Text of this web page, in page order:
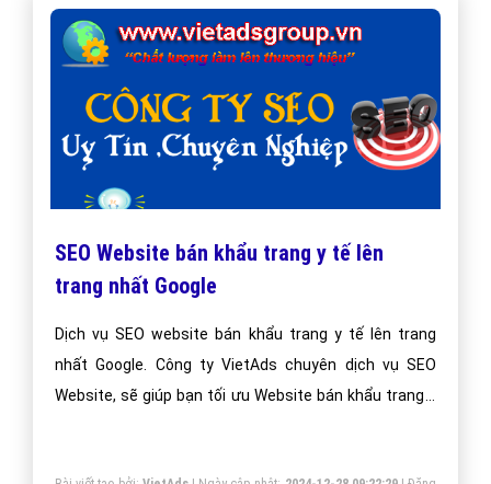
Quảng cáo Youtube video bán khẩu trang
y tế
Quảng cáo video bán khẩu trang y tế trên Youtube tại
VietAds với đội ngũ nhân viên tư vấn am hiểu về chiến
dịch quảng cáo Youtube, chúng tôi sẽ giúp bạn và